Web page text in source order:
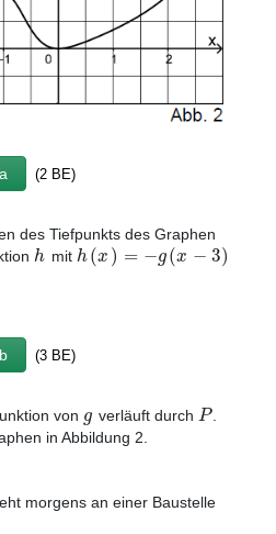
(2 BE)
des Tiefpunkts des Graphen
h mit h(x) = −g(x −3)
(3 BE)
von g verläuft durch P.
in Abbildung 2.
morgens an einer Baustelle